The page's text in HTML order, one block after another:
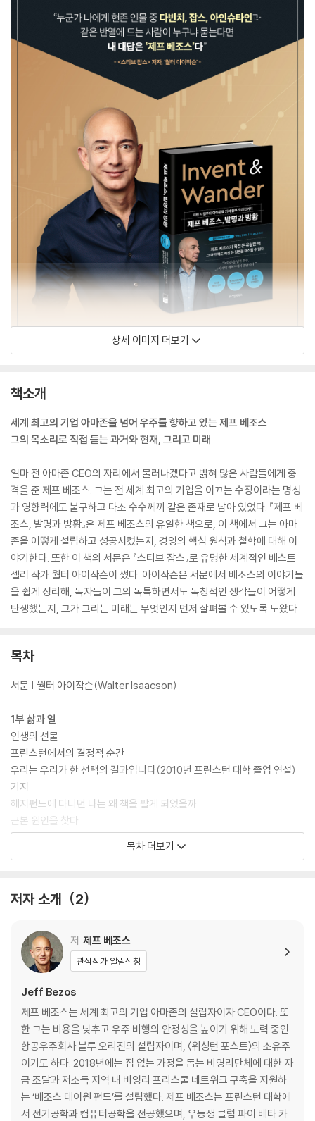
상세 이미지 더보기
책소개
세계 최고의 기업 아마존을 넘어 우주를 향하고 있는 제프 베조스
그의 목소리로 직접 듣는 과거와 현재, 그리고 미래
얼마 전 아마존 CEO의 자리에서 물러나겠다고 밝혀 많은 사람들에게 충
격을 준 제프 베조스. 그는 전 세계 최고의 기업을 이끄는 수장이라는 명성
과 영향력에도 불구하고 다소 수수께끼 같은 존재로 남아 있었다. 『제프 베
조스, 발명과 방황』은 제프 베조스의 유일한 책으로, 이 책에서 그는 아마
존을 어떻게 설립하고 성공시켰는지, 경영의 핵심 원칙과 철학에 대해 이
야기한다. 또한 이 책의 서문은 『스티브 잡스』로 유명한 세계적인 베스트
셀러 작가 월터 아이작슨이 썼다. 아이작슨은 서문에서 베조스의 이야기들
을 쉽게 정리해, 독자들이 그의 독특하면서도 독창적인 생각들이 어떻게
탄생했는지, 그가 그리는 미래는 무엇인지 먼저 살펴볼 수 있도록 도왔다.
목차
서문 | 월터 아이작슨(Walter Isaacson)
1부 삶과 일
인생의 선물
프린스턴에서의 결정적 순간
우리는 우리가 한 선택의 결과입니다(2010년 프린스턴 대학 졸업 연설)
기지
헤지펀드에 다니던 나는 왜 책을 팔게 되었을까
근본 원인을 찾다
부의 창출
알렉사, AI, 머신러닝
〈워싱턴 포스트〉의 인수
신뢰
일과 삶의 조화
인재 채용: 당신이 원하는 것은 용병입니까, 선교사입니까?
결정
경쟁
정부 조사와 대기업
기후 서약
베조스 데이원 펀드
우주로 가는 목적
미국에게는 여전히 첫날
목차 더보기
저자 소개 2
저 제프 베조스
관심작가 알림신청
Jeff Bezos
제프 베조스는 세계 최고의 기업 아마존의 설립자이자 CEO이다. 또
한 그는 비용을 낮추고 우주 비행의 안정성을 높이기 위해 노력 중인
항공우주회사 블루 오리진의 설립자이며, 〈워싱턴 포스트〉의 소유주
이기도 하다. 2018년에는 집 없는 가정을 돕는 비영리단체에 대한 자
금 조달과 저소득 지역 내 비영리 프리스쿨 네트워크 구축을 지원하
는 ‘베조스 데이원 펀드’를 설립했다. 제프 베조스는 프린스턴 대학에
서 전기공학과 컴퓨터공학을 전공했으며, 우등생 클럽 파이 베타 카